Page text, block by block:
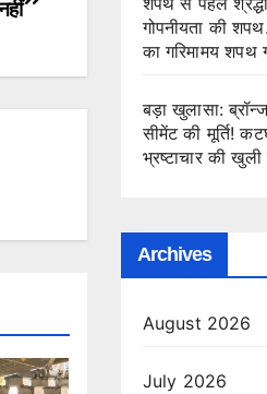
गोपनीयता की
का गरिमामय शपथ
बड़ा खुलासा:
सीमेंट की मूर्ति!
भ्रष्टाचार की खुली
Archives
August 2026
July 2026